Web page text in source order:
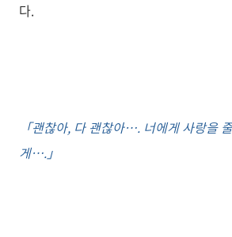
다.
「괜찮아, 다 괜찮아…. 너에게 사랑을
게….」